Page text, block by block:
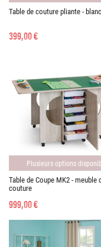
Table de couture pliante - blanc
399,00 €
Plusieurs options
Table de Coupe MK2 - meuble
couture
999,00 €